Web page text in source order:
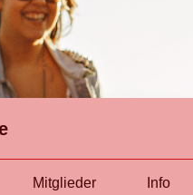
Mitglieder Info